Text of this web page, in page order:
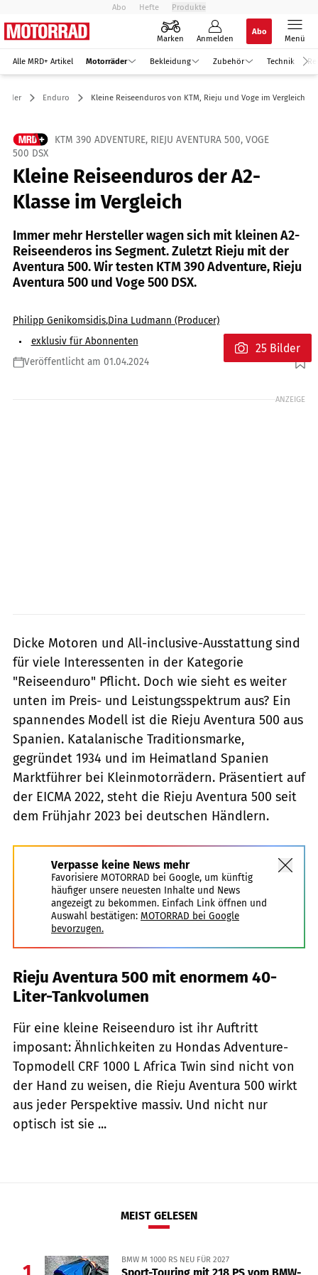
Abo Hefte Produkte
Marken Anmelden
Abo
Menü
Alle MRD+ Artikel Motorräder Bekleidung Zubehör Technik
Enduro Kleine Reiseenduros von KTM, Rieju und Voge im Vergleich
KTM 390 ADVENTURE, RIEJU AVENTURA 500, VOGE
500 DSX
Kleine Reiseenduros der A2-
Klasse im Vergleich
Immer mehr Hersteller wagen sich mit kleinen A2-
Reiseenderos ins Segment. Zuletzt Rieju mit der
Aventura 500. Wir testen KTM 390 Adventure, Rieju
Aventura 500 und Voge 500 DSX.
Philipp Genikomsidis,Dina Ludmann (Producer)
exklusiv für Abonnenten
Veröffentlicht am 01.04.2024
Foto: Tyson Jopson
25 Bilder
ANZEIGE
Dicke Motoren und All-inclusive-Ausstattung sind
für viele Interessenten in der Kategorie
"Reiseenduro" Pflicht. Doch wie sieht es weiter
unten im Preis- und Leistungsspektrum aus? Ein
spannendes Modell ist die Rieju Aventura 500 aus
Spanien. Katalanische Traditionsmarke,
gegründet 1934 und im Heimatland Spanien
Marktführer bei Kleinmotorrädern. Präsentiert auf
der EICMA 2022, steht die Rieju Aventura 500 seit
dem Frühjahr 2023 bei deutschen Händlern.
Verpasse keine News mehr
Favorisiere MOTORRAD bei Google, um künftig
häufiger unsere neuesten Inhalte und News
angezeigt zu bekommen. Einfach Link öffnen und
Auswahl bestätigen: MOTORRAD bei Google
bevorzugen.
Rieju Aventura 500 mit enormem 40-
Liter-Tankvolumen
Für eine kleine Reiseenduro ist ihr Auftritt
imposant: Ähnlichkeiten zu Hondas Adventure-
Topmodell CRF 1000 L Africa Twin sind nicht von
der Hand zu weisen, die Rieju Aventura 500 wirkt
aus jeder Perspektive massiv. Und nicht nur
optisch ist sie ...
MEIST GELESEN
BMW M 1000 RS NEU FÜR 2027